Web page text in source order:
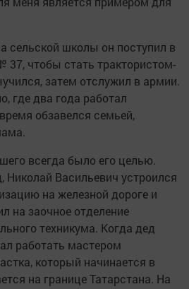
сельской школы он поступил в
37, чтобы стать трактористом-
затем отслужил в армии.
где два года работал
обзавелся семьей,
всегда было его целью.
Николай Васильевич устроился
на железной дороге и
на заочное отделение
техникума. Когда дед
работать мастером
который начинается в
на границе Татарстана. На